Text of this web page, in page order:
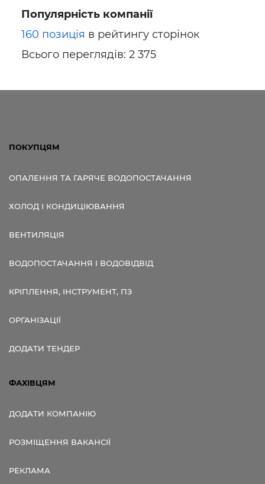
Популярність компанії
160 позиція в рейтингу сторінок
Всього переглядів: 2 375
ПОКУПЦЯМ
ОПАЛЕННЯ ТА ГАРЯЧЕ ВОДОПОСТАЧАННЯ
ХОЛОД І КОНДИЦІЮВАННЯ
ВЕНТИЛЯЦІЯ
ВОДОПОСТАЧАННЯ І ВОДОВІДВІД
КРІПЛЕННЯ, ІНСТРУМЕНТ, ПЗ
ОРГАНІЗАЦІЇ
ДОДАТИ ТЕНДЕР
ФАХІВЦЯМ
ДОДАТИ КОМПАНІЮ
РОЗМІЩЕННЯ ВАКАНСІЇ
РЕКЛАМА